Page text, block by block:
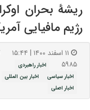
ریشۀ بحران
رژیم مافیایی
۵۹۸۵
اخبار راهبردی
اخبار سیاسی
اخبار بین المللی
اخبار اصلی